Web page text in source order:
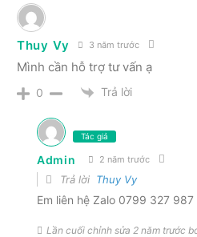
Thuy Vy 3 năm trước
Mình cần hỗ trợ tư vấn ạ
0 Trả lời
Tác giả
Admin 2 năm trước
Trả lời Thuy Vy
Em liên hệ Zalo 0799 327 987
Lần cuối chỉnh sửa 2 năm trước